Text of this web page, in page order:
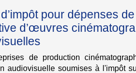
pour dépenses
d’œuvres
de production
audiovisuelle soumises à l'impôt